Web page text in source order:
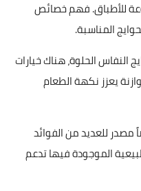
للأطباق. فهم خصائص
المناسبة.
النفاس الحلوة، هناك خيارات
يعزز نكهة الطعام
مصدر للعديد من الفوائد
الموجودة فيها تدعم